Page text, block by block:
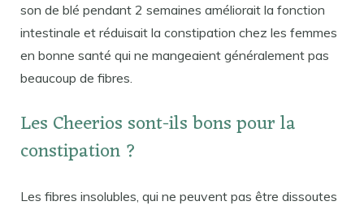
son de blé pendant 2 semaines améliorait la fonction
intestinale et réduisait la constipation chez les femmes
en bonne santé qui ne mangeaient généralement pas
beaucoup de fibres.
Les Cheerios sont-ils bons pour la
constipation ?
Les fibres insolubles, qui ne peuvent pas être dissoutes